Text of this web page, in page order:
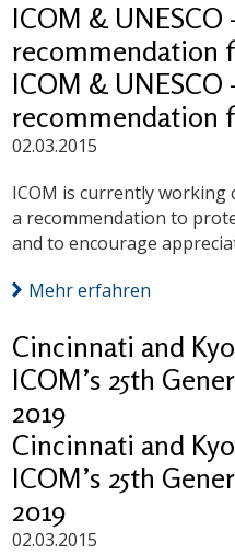
ICOM & UNESCO
recommendation
ICOM & UNESCO
recommendation
02.03.2015
ICOM is currently working
a recommendation to
and to encourage
Mehr erfahren
Cincinnati and
ICOM’s 25th
2019
Cincinnati and
ICOM’s 25th
2019
02.03.2015